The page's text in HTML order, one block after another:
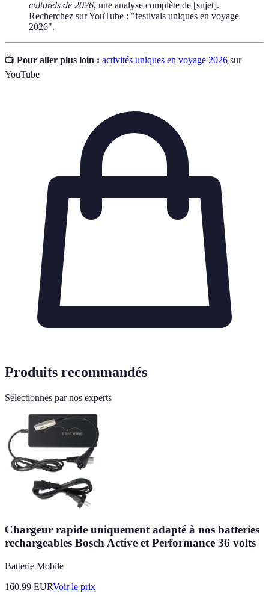
culturels de 2026, une analyse complète de [sujet].
Recherchez sur YouTube : "festivals uniques en voyage
2026".
📺 Pour aller plus loin : activités uniques en voyage 2026 sur
YouTube
Produits recommandés
Sélectionnés par nos experts
Chargeur rapide uniquement adapté à nos batteries
rechargeables Bosch Active et Performance 36 volts
Batterie Mobile
160.99 EURVoir le prix